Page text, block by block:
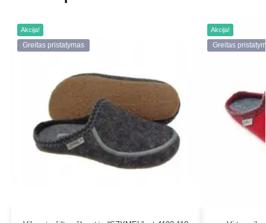
Akcija!
Greitas pristatymas
Akcija!
Greitas